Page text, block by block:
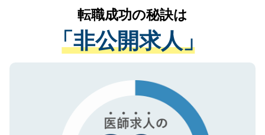
は、個人情報の取り扱いについての厳密な
管理基準を満たした事業者のみに付与され
る、プライバシーマークを取得済みです。
ご登録いただいた個人情報は、SSL（デー
で、機密保持に関してもご安心ください。
かがいして、現在の医療機関の状況や紹介
経験をまじえながら、適切なアドバイスを
させていただきます。すぐにご転職をされ
ない方には、長期的なサポートが可能です
ので、まずはご登録ください。
転職成功の秘訣は
「非公開求人」